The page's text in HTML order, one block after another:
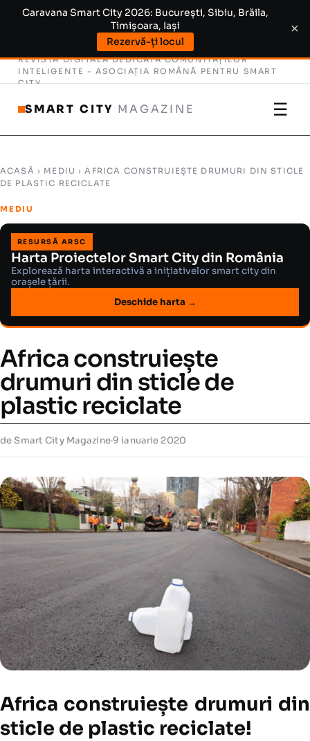
Caravana Smart City 2026: București, Sibiu, Brăila,
Timișoara, Iași
Rezervă-ți locul
×
REVISTĂ DIGITALĂ DEDICATĂ COMUNITĂȚILOR
INTELIGENTE - ASOCIAȚIA ROMÂNĂ PENTRU SMART
CITY
SMART CITY MAGAZINE ☰
ACASĂ › MEDIU › AFRICA CONSTRUIEȘTE DRUMURI DIN STICLE
DE PLASTIC RECICLATE
MEDIU
RESURSĂ ARSC
Harta Proiectelor Smart City din România
Explorează harta interactivă a inițiativelor smart city din
orașele țării.
Deschide harta →
Africa construiește
drumuri din sticle de
plastic reciclate
de Smart City Magazine·9 ianuarie 2020
Africa construiește drumuri din
sticle de plastic reciclate!